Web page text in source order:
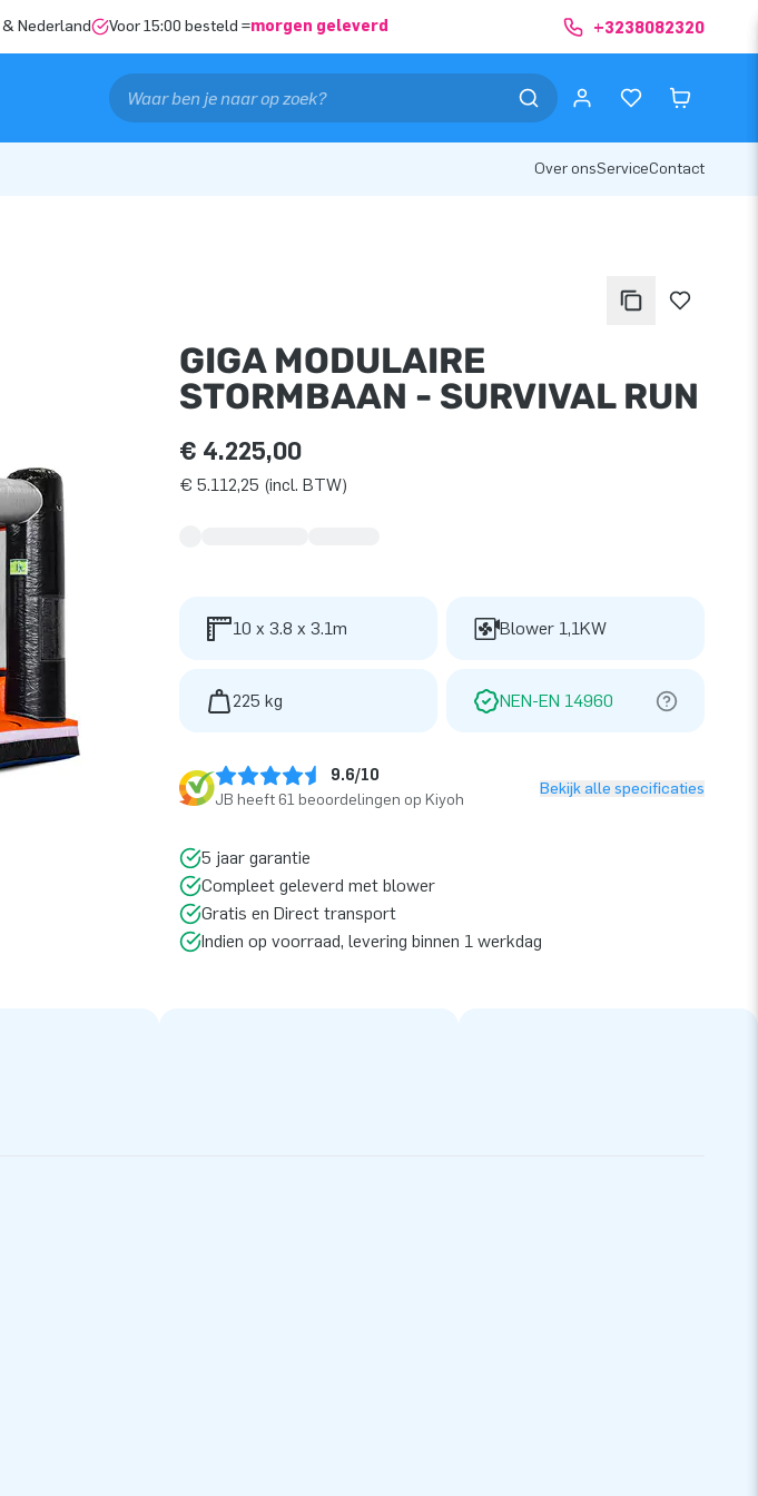
Nederland Voor 15:00 besteld =morgen geleverd +3238082320
Over onsServiceContact
GIGA MODULAIRE
STORMBAAN - SURVIVAL RUN
€ 4.225,00
€ 5.112,25 (incl. BTW)
10 x 3.8 x 3.1m Blower 1,1KW
225 kg NEN-EN 14960
9.6/10
JB heeft 61 beoordelingen op Kiyoh
Bekijk alle specificaties
5 jaar garantie
Compleet geleverd met blower
Gratis en Direct transport
Indien op voorraad, levering binnen 1 werkdag